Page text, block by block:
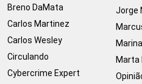
Breno DaMata
Carlos Martinez
Carlos Wesley
Circulando
Cybercrime Expert
Jorge
Marta